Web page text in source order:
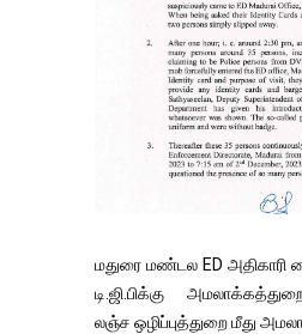
மதுரை மண்டல ED அதிகாரி
டி.ஜி.பிக்கு
லஞ்ச ஒழிப்புத்துறை மீது